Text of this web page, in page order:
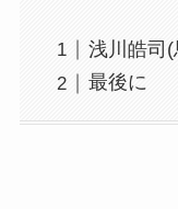
浅川皓司
最後に